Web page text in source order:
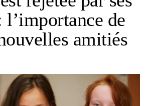
l’importance de
amitiés